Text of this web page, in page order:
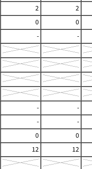
2 2
0 0
- -
- -
- -
0 0
12 12